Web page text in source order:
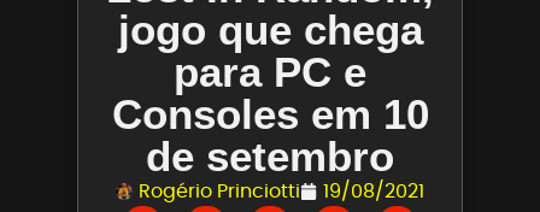
jogo que chega
para PC e
Consoles em 10
de setembro
Rogério Princiotti 19/08/2021